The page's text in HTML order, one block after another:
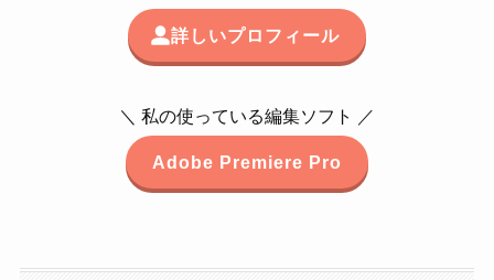
詳しいプロフィール
＼ 私の使っている編集ソフト ／
Adobe Premiere Pro